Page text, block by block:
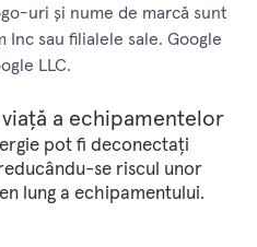
uri și nume de marcă sunt
sau filialele sale. Google
LLC.
a echipamentelor
pot fi deconectați
se riscul unor
lung a echipamentului.